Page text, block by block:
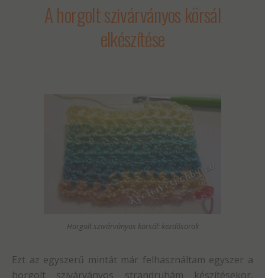
A horgolt szivárványos körsál
elkészítése
Horgolt szivárványos körsál: kezdősorok
Ezt az egyszerű mintát már felhasználtam egyszer a
horgolt szivárványos strandruhám készítésekor,